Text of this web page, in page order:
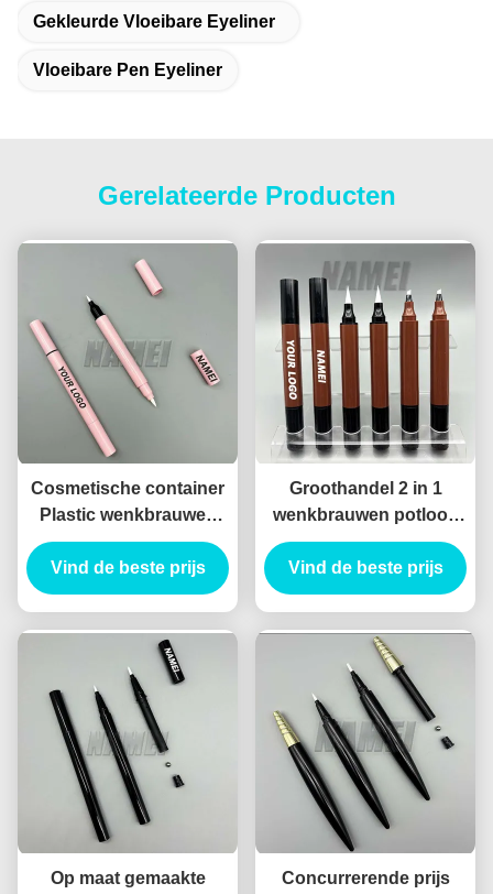
Gekleurde Vloeibare Eyeliner
Vloeibare Pen Eyeliner
Gerelateerde Producten
Cosmetische container
Plastic wenkbrauwen
potlood Verpakking
Vloeibare Eyeliner
Potlood container
Vind de beste prijs
Groothandel 2 in 1
wenkbrauwen potlood
en eyeliner aanpassen
drukken lege
wenkbrauwen potlood
container
Vind de beste prijs
Op maat gemaakte
Concurrerende prijs